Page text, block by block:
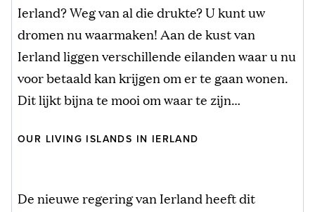
Ierland? Weg van al die drukte? U kunt uw
dromen nu waarmaken! Aan de kust van
Ierland liggen verschillende eilanden waar u nu
voor betaald kan krijgen om er te gaan wonen.
Dit lijkt bijna te mooi om waar te zijn…
OUR LIVING ISLANDS IN IERLAND
De nieuwe regering van Ierland heeft dit